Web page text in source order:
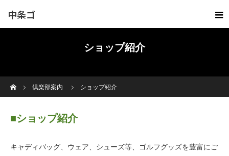
中条ゴ
ショップ紹介
倶楽部案内
ショップ紹介
■ショップ紹介
キャディバッグ、ウェア、シューズ等、ゴルフグッズを豊富にご